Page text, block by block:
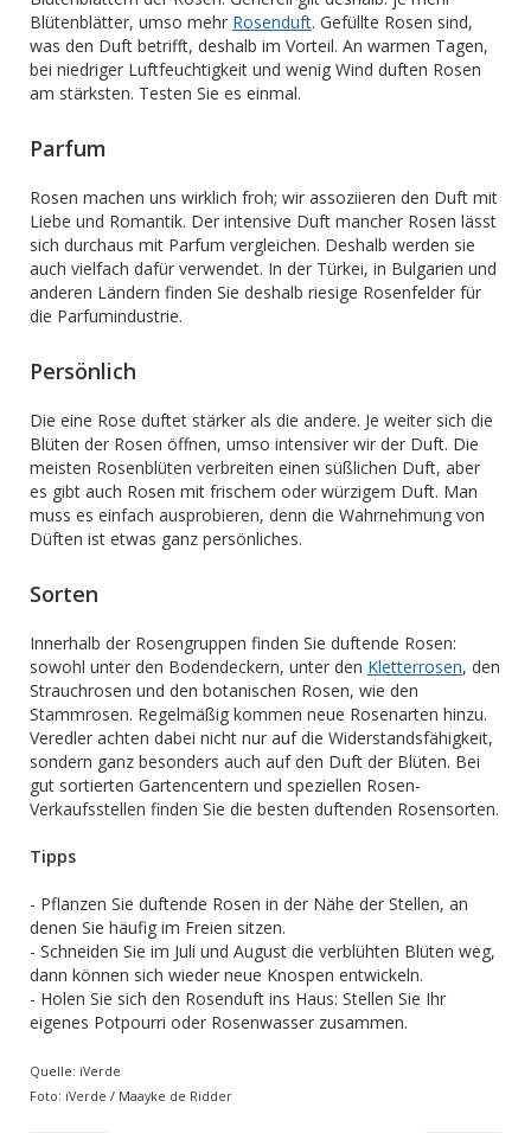
Blütenblätter, umso mehr Rosenduft. Gefüllte Rosen sind,
was den Duft betrifft, deshalb im Vorteil. An warmen Tagen,
bei niedriger Luftfeuchtigkeit und wenig Wind duften Rosen
am stärksten. Testen Sie es einmal.
Parfum
Rosen machen uns wirklich froh; wir assoziieren den Duft mit
Liebe und Romantik. Der intensive Duft mancher Rosen lässt
sich durchaus mit Parfum vergleichen. Deshalb werden sie
auch vielfach dafür verwendet. In der Türkei, in Bulgarien und
anderen Ländern finden Sie deshalb riesige Rosenfelder für
die Parfumindustrie.
Persönlich
Die eine Rose duftet stärker als die andere. Je weiter sich die
Blüten der Rosen öffnen, umso intensiver wir der Duft. Die
meisten Rosenblüten verbreiten einen süßlichen Duft, aber
es gibt auch Rosen mit frischem oder würzigem Duft. Man
muss es einfach ausprobieren, denn die Wahrnehmung von
Düften ist etwas ganz persönliches.
Sorten
Innerhalb der Rosengruppen finden Sie duftende Rosen:
sowohl unter den Bodendeckern, unter den Kletterrosen, den
Strauchrosen und den botanischen Rosen, wie den
Stammrosen. Regelmäßig kommen neue Rosenarten hinzu.
Veredler achten dabei nicht nur auf die Widerstandsfähigkeit,
sondern ganz besonders auch auf den Duft der Blüten. Bei
gut sortierten Gartencentern und speziellen Rosen-
Verkaufsstellen finden Sie die besten duftenden Rosensorten.
Tipps
- Pflanzen Sie duftende Rosen in der Nähe der Stellen, an
denen Sie häufig im Freien sitzen.
- Schneiden Sie im Juli und August die verblühten Blüten weg,
dann können sich wieder neue Knospen entwickeln.
- Holen Sie sich den Rosenduft ins Haus: Stellen Sie Ihr
eigenes Potpourri oder Rosenwasser zusammen.
Quelle: iVerde
Foto: iVerde / Maayke de Ridder